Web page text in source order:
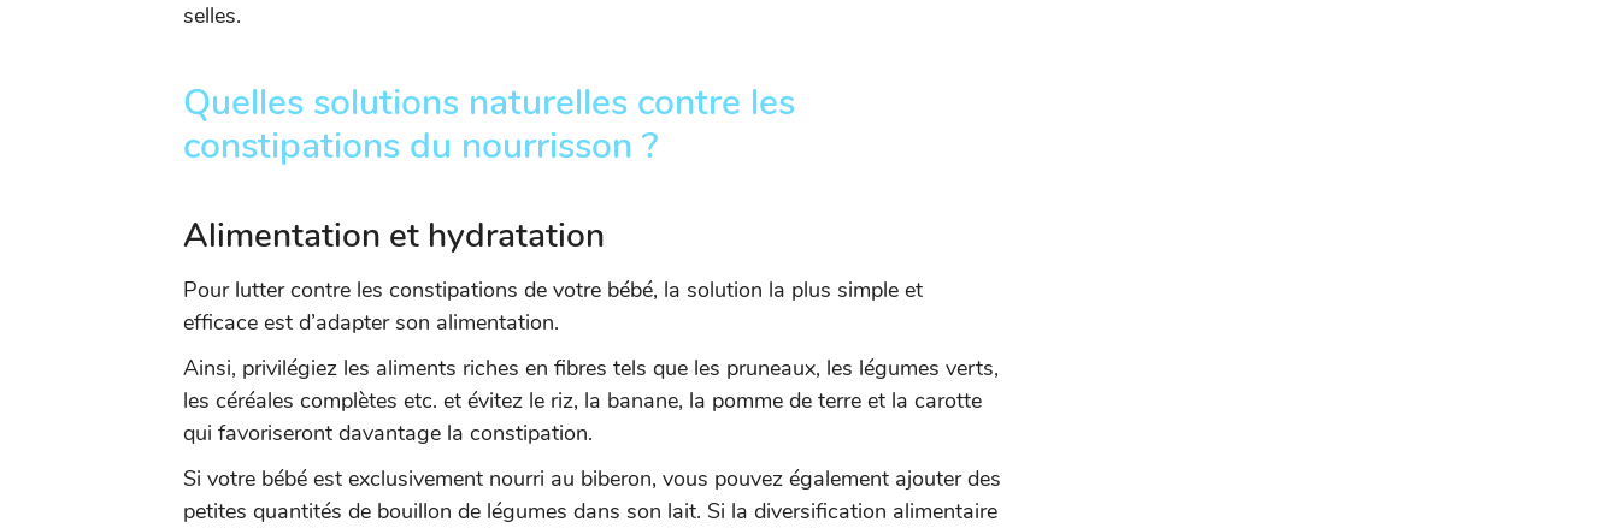
selles.
Quelles solutions naturelles contre les
constipations du nourrisson ?
Alimentation et hydratation
Pour lutter contre les constipations de votre bébé, la solution la plus simple et
efficace est d’adapter son alimentation.
Ainsi, privilégiez les aliments riches en fibres tels que les pruneaux, les légumes verts,
les céréales complètes etc. et évitez le riz, la banane, la pomme de terre et la carotte
qui favoriseront davantage la constipation.
Si votre bébé est exclusivement nourri au biberon, vous pouvez également ajouter des
petites quantités de bouillon de légumes dans son lait. Si la diversification alimentaire